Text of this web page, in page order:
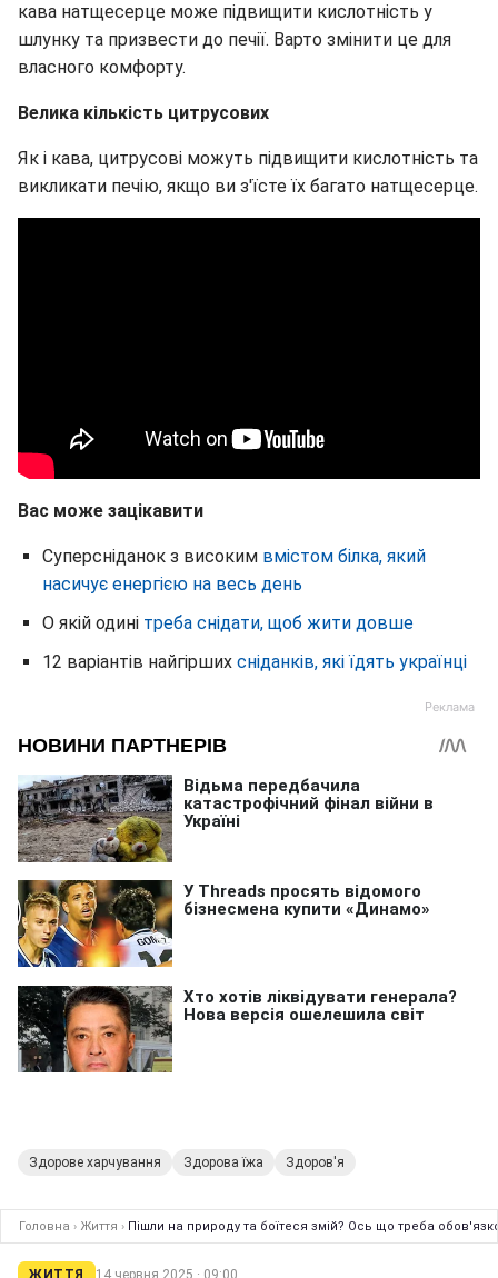
кава натщесерце може підвищити кислотність у
шлунку та призвести до печії. Варто змінити це для
власного комфорту.
Велика кількість цитрусових
Як і кава, цитрусові можуть підвищити кислотність та
викликати печію, якщо ви з'їсте їх багато натщесерце.
Вас може зацікавити
Суперсніданок з високим вмістом білка, який
насичує енергією на весь день
О якій одині треба снідати, щоб жити довше
12 варіантів найгірших сніданків, які їдять українці
Здорове харчування Здорова їжа Здоров'я
Головна › Життя › Пішли на природу та боїтеся змій? Ось що треба
ЖИТТЯ 14 червня 2025 · 09:00